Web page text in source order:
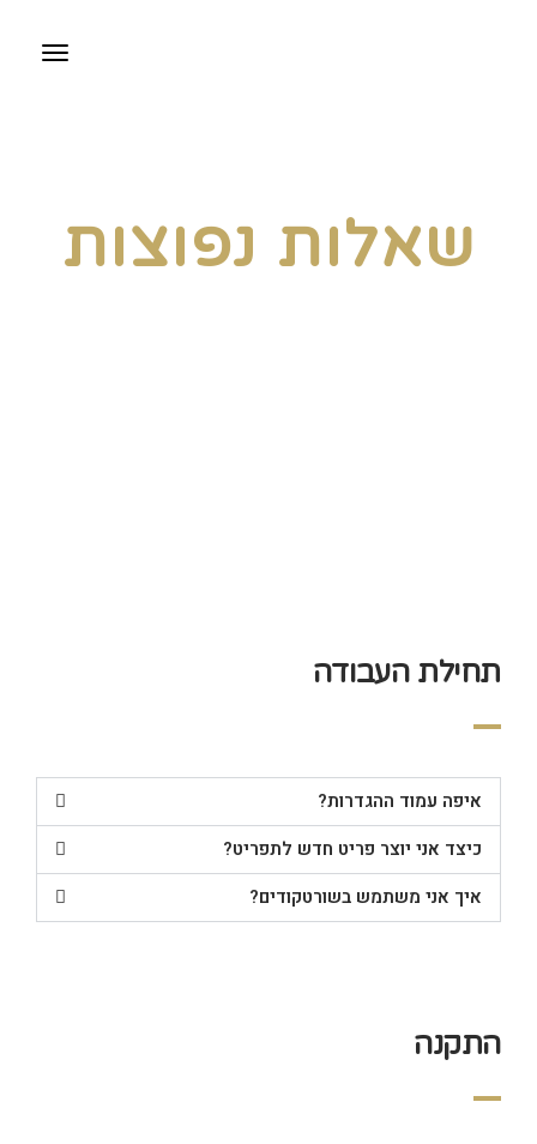
תפריט
שאלות נפוצות
תחילת העבודה
איפה עמוד ההגדרות?
כיצד אני יוצר פריט חדש לתפריט?
איך אני משתמש בשורטקודים?
התקנה